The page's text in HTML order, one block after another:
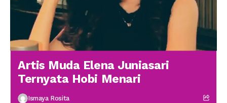
Artis Muda Elena Juniasari
Ternyata Hobi Menari
Ismaya Rosita